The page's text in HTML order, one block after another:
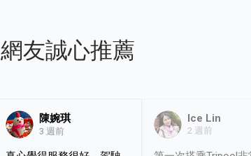
網友誠心推薦
陳婉琪
3 週前
Ice Lin
2 週前